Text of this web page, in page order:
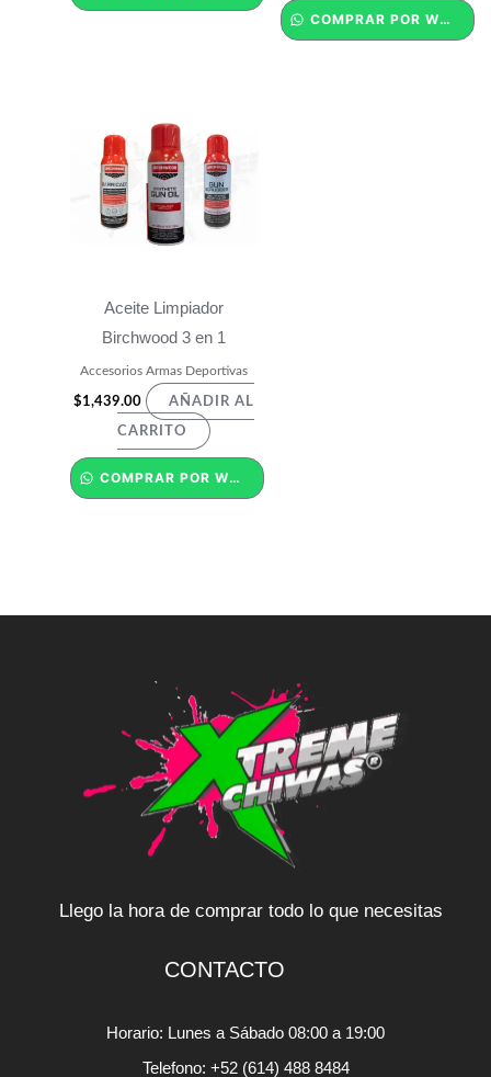
COMPRAR POR WHATSAPP
Aceite Limpiador
Birchwood 3 en 1
Accesorios Armas Deportivas
$1,439.00 AÑADIR AL
CARRITO
COMPRAR POR WHATSAPP
Llego la hora de comprar todo lo que necesitas
CONTACTO
Horario: Lunes a Sábado 08:00 a 19:00
Telefono: +52 (614) 488 8484